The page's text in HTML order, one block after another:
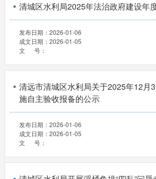
清城区水利局2025年法治政府建设年
发布日期： 2026-01-06
成文日期： 2026-01-05
文 号：
清远市清城区水利局关于2025年12月
施自主验收报备的公示
发布日期： 2026-01-06
成文日期： 2026-01-05
文 号：